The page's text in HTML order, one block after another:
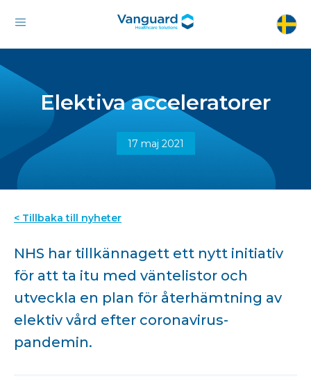
Elektiva acceleratorer
17 maj 2021
< Tillbaka till nyheter
NHS har tillkännagett ett nytt initiativ
för att ta itu med väntelistor och
utveckla en plan för återhämtning av
elektiv vård efter coronavirus-
pandemin.